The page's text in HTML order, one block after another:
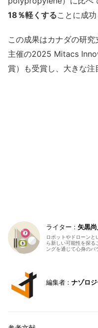
18％軽くすることに成功
この成果はカナダの研究
主催の2025 Mitacs
賞）も受賞し、大きな注
矢黒尚
ロボットやドローン
ら新しい可能性を探る
ングを通じて心身のバ
ナゾロ